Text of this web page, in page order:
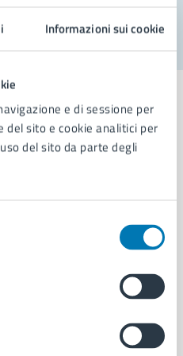
Informazioni sui cookie
e di sessione per
sito e cookie analitici per
del sito da parte degli